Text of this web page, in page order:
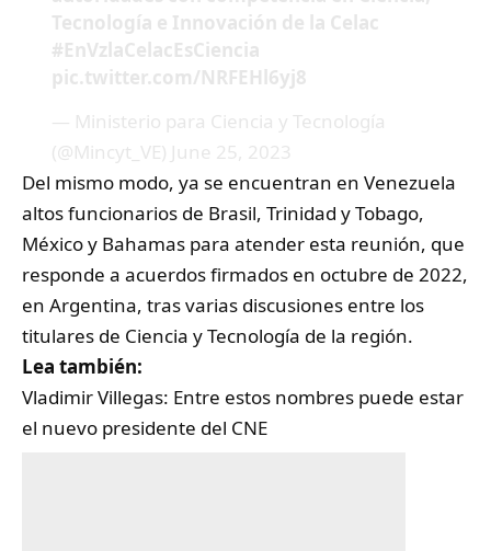
Tecnología e Innovación de la Celac
#EnVzlaCelacEsCiencia
pic.twitter.com/NRFEHl6yj8
— Ministerio para Ciencia y Tecnología
(@Mincyt_VE) June 25, 2023
Del mismo modo, ya se encuentran en Venezuela
altos funcionarios de Brasil, Trinidad y Tobago,
México y Bahamas para atender esta reunión, que
responde a acuerdos firmados en octubre de 2022,
en Argentina, tras varias discusiones entre los
titulares de Ciencia y Tecnología de la región.
Lea también:
Vladimir Villegas: Entre estos nombres puede estar
el nuevo presidente del CNE